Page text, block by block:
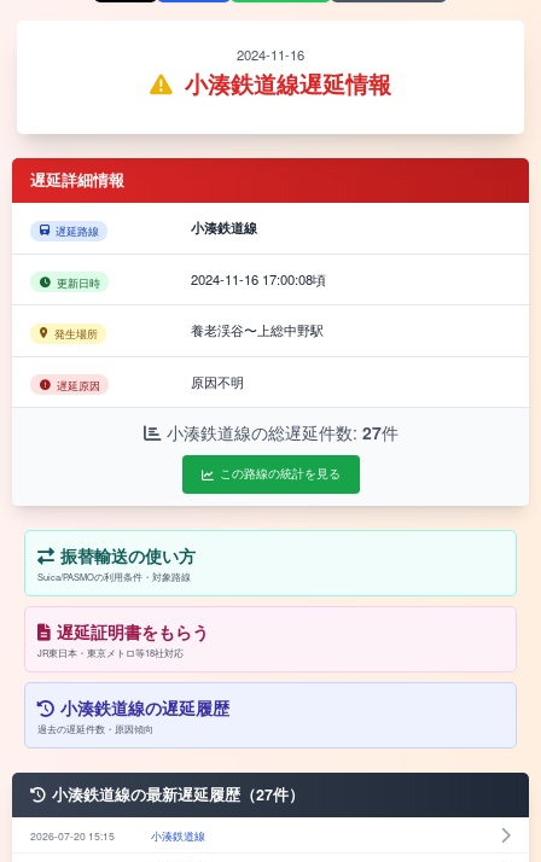
2024-11-16
小湊鉄道線遅延情報
遅延詳細情報
遅延路線 小湊鉄道線
更新日時 2024-11-16 17:00:08頃
発生場所 養老渓谷〜上総中野駅
遅延原因 原因不明
小湊鉄道線の総遅延件数: 27件
この路線の統計を見る
振替輸送の使い方
Suica/PASMOの利用条件・対象路線
遅延証明書をもらう
JR東日本・東京メトロ等18社対応
小湊鉄道線の遅延履歴
過去の遅延件数・原因傾向
小湊鉄道線の最新遅延履歴（27件）
2026-07-20 15:15 小湊鉄道線